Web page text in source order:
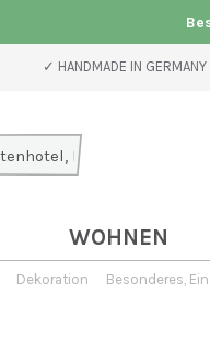
✓ HANDMADE IN GERMANY
WOHNEN
Dekoration Besonderes,